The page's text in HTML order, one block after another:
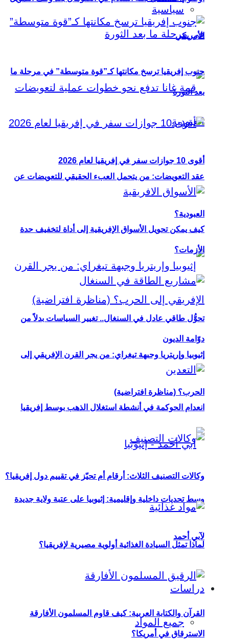
الأمريكي
عقد التعويضات: من يتحمل العبء الحقيقي للتعويضات عن
العبودية؟
إثيوبيا وإريتريا وجبهة تيغراي: من يجر القرن الإفريقي إلى
الحرب؟ (مناظرة افتراضية)
وسط تحديات داخلية وإقليمية: إثيوبيا على عتبة ولاية جديدة
لآبي أحمد
دراسات
جميع المواد
سياسية
جنوب إفريقيا ترسخ مكانتها كـ”قوة متوسطة” في مرحلة ما
بعد الثورة
أقوى 10 جوازات سفر في إفريقيا لعام 2026
كيف يمكن تحويل الأسواق الإفريقية إلى أداة لتخفيف حدة
الأزمات؟
تحوُّل طاقي عادل في السنغال.. تغيير السياسات بدلاً من
دوّامة الديون
انعدام الحوكمة في أنشطة استغلال الذهب بوسط إفريقيا
وكالات التصنيف الثلاث: أرقام أم تحيّز في تقييم دول إفريقيا؟
لماذا تمثل السيادة الغذائية أولوية مصيرية لإفريقيا؟
القرآن والكتابة العربية: كيف قاوم المسلمون الأفارقة
الاسترقاق في أمريكا؟